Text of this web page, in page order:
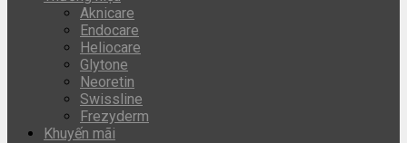
Aknicare
Endocare
Heliocare
Glytone
Neoretin
Swissline
Frezyderm
Khuyến mãi